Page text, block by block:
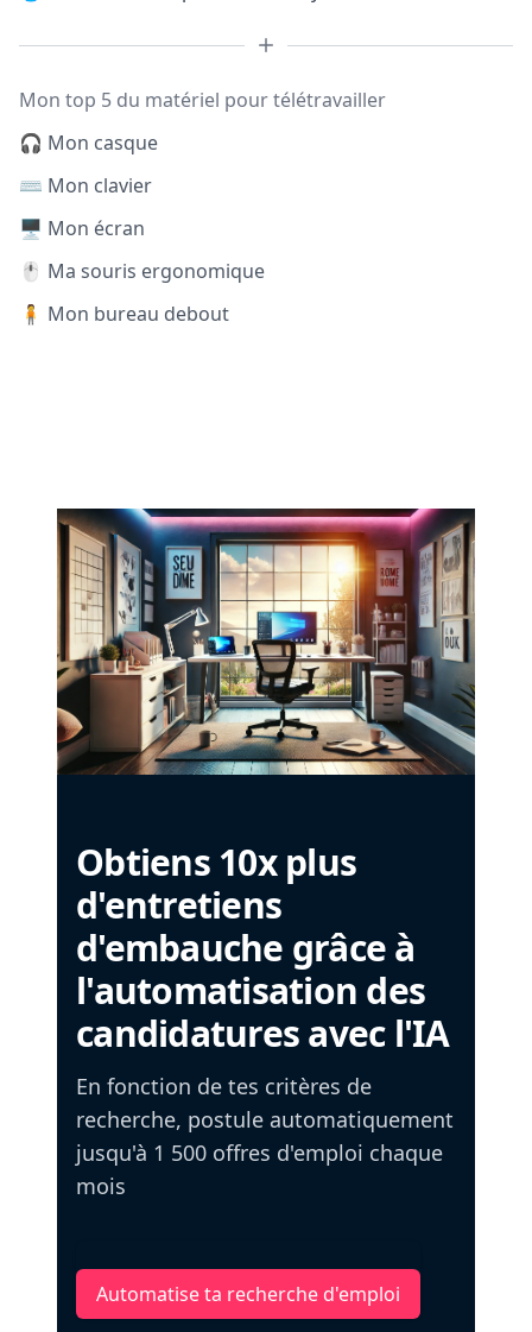
Mon top 5 du matériel pour télétravailler
🎧 Mon casque
⌨️ Mon clavier
🖥️ Mon écran
🖱️ Ma souris ergonomique
🧍 Mon bureau debout
Obtiens 10x plus
d'entretiens
d'embauche grâce à
l'automatisation des
candidatures avec l'IA
En fonction de tes critères de
recherche, postule automatiquement
jusqu'à 1 500 offres d'emploi chaque
mois
Automatise ta recherche d'emploi